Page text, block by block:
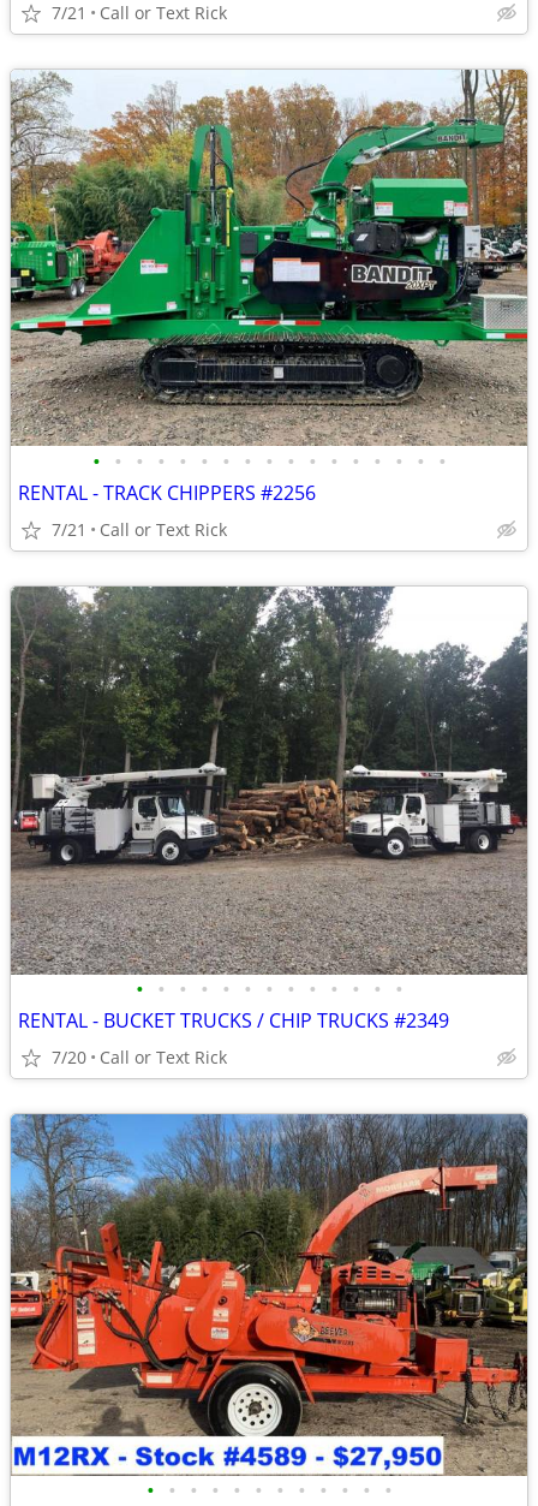
7/21 Call or Text Rick
• • • • • • • • • • • • • • • • •
RENTAL - TRACK CHIPPERS #2256
7/21 Call or Text Rick
• • • • • • • • • • • • •
RENTAL - BUCKET TRUCKS / CHIP TRUCKS #2349
7/20 Call or Text Rick
• • • • • • • • • • • •